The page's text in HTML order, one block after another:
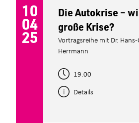
10
04
25
Die Autokrise –
große Krise?
Vortragsreihe mit Dr.
Herrmann
19.00
Details